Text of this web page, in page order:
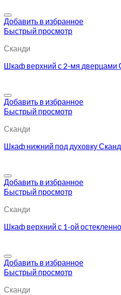
Добавить в избранное
Быстрый просмотр
Сканди
Шкаф верхний с 2-мя дверцами
Добавить в избранное
Быстрый просмотр
Сканди
Шкаф нижний под духовку
Добавить в избранное
Быстрый просмотр
Сканди
Шкаф верхний с 1-ой
Добавить в избранное
Быстрый просмотр
Сканди